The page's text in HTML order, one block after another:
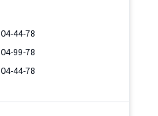
44-78
99-78
44-78